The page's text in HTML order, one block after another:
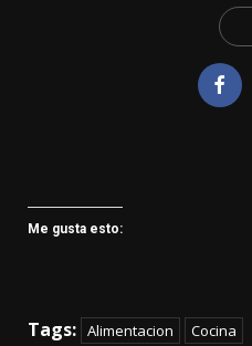
Me gusta esto:
Tags: Alimentacion Cocina